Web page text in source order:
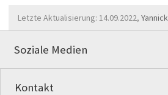
Letzte Aktualisierung: 14.09.2022,
Soziale Medien
Kontakt